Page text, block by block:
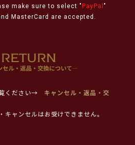
make sure to select " PayPal "
MasterCard are accepted.
ください→
キャンセル・返品・交
ャンセルはお受けできません。